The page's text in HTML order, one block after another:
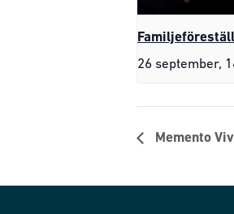
26 september,
Memento